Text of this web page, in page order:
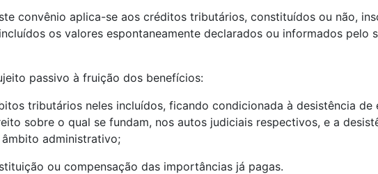
convênio aplica-se aos créditos tributários, constituídos ou não,
os valores espontaneamente declarados ou informados pelo
passivo à fruição dos benefícios:
tributários neles incluídos, ficando condicionada à desistência de
sobre o qual se fundam, nos autos judiciais respectivos, e a
administrativo;
ou compensação das importâncias já pagas.